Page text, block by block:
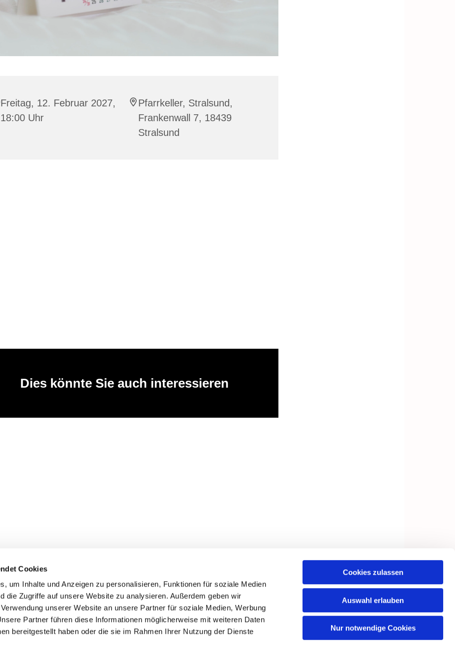
Cookies
um Inhalte und Anzeigen zu personalisieren, Funktionen für soziale Medien
die Zugriffe auf unsere Website zu analysieren. Außerdem geben wir
unserer Website an unsere Partner für soziale Medien, Werbung
Partner führen diese Informationen möglicherweise mit weiteren Daten
bereitgestellt haben oder die sie im Rahmen Ihrer Nutzung der Dienste
Cookies zulassen
Auswahl erlauben
Nur notwendige Cookies
Freitag, 12. Februar 2027,
18:00 Uhr
Pfarrkeller, Stralsund,
Frankenwall 7, 18439
Stralsund
Dies könnte Sie auch interessieren